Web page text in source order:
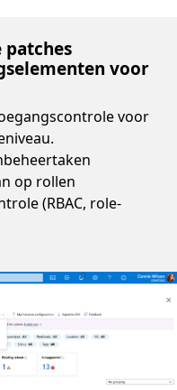
voor
voor
op rollen
(RBAC, role-